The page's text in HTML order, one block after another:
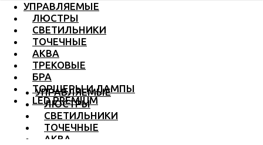
УПРАВЛЯЕМЫЕ
ЛЮСТРЫ
СВЕТИЛЬНИКИ
ТОЧЕЧНЫЕ
АКВА
ТРЕКОВЫЕ
БРА
ТОРШЕРЫ И ЛАМПЫ
LED PREMIUM
УПРАВЛЯЕМЫЕ
ЛЮСТРЫ
СВЕТИЛЬНИКИ
ТОЧЕЧНЫЕ
АКВА